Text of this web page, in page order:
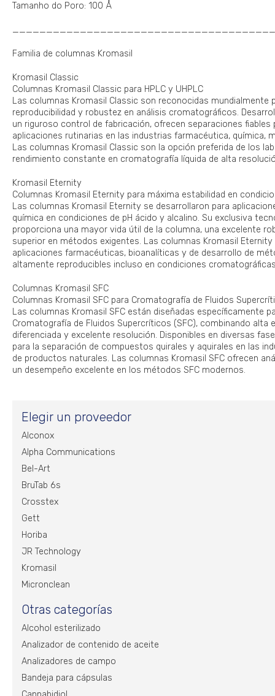
Tamanho do Poro: 100 Å
Familia de columnas Kromasil
Kromasil Classic
Columnas Kromasil Classic para HPLC y UHPLC
Las columnas Kromasil Classic son reconocidas mundialmente
reproducibilidad y robustez en análisis cromatográficos.
un riguroso control de fabricación, ofrecen separaciones
aplicaciones rutinarias en las industrias farmacéutica, química,
Las columnas Kromasil Classic son la opción preferida de los
rendimiento constante en cromatografía líquida de alta
Kromasil Eternity
Columnas Kromasil Eternity para máxima estabilidad en
Las columnas Kromasil Eternity se desarrollaron para
química en condiciones de pH ácido y alcalino. Su exclusiva
proporciona una mayor vida útil de la columna, una excelente
superior en métodos exigentes. Las columnas Kromasil
aplicaciones farmacéuticas, bioanalíticas y de desarrollo de
altamente reproducibles incluso en condiciones
Columnas Kromasil SFC
Columnas Kromasil SFC para Cromatografía de Fluidos
Las columnas Kromasil SFC están diseñadas específicamente
Cromatografía de Fluidos Supercríticos (SFC), combinando alta
diferenciada y excelente resolución. Disponibles en diversas
para la separación de compuestos quirales y aquirales en las
de productos naturales. Las columnas Kromasil SFC ofrecen
un desempeño excelente en los métodos SFC modernos.
Elegir un proveedor
Alconox
Alpha Communications
Bel-Art
BruTab 6s
Crosstex
Gett
Horiba
JR Technology
Kromasil
Micronclean
Otras categorías
Alcohol esterilizado
Analizador de contenido de aceite
Analizadores de campo
Bandeja para cápsulas